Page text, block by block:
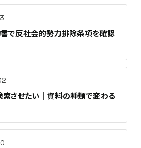
で反社会的勢力排除条項を確認
させたい｜資料の種類で変わる